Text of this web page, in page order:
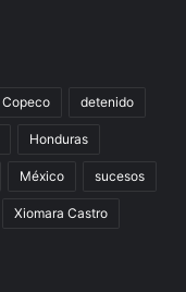
Copeco detenido
Honduras
México sucesos
Xiomara Castro